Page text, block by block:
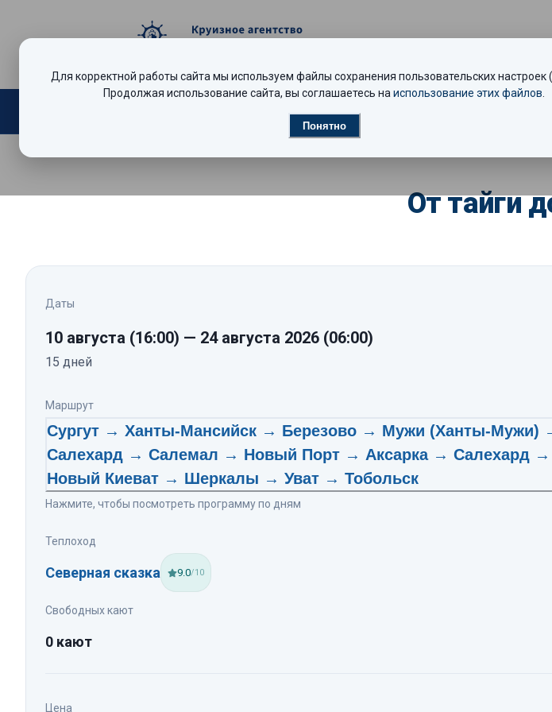
Видеообзоры Рекомендации
От тайги
Даты
10 августа (16:00) — 24 августа 2026 (06:00)
15 дней
Маршрут
Сургут → Ханты-Мансийск → Березово → Мужи (Ханты-Мужи)
Салехард → Салемал → Новый Порт → Аксарка → Салехард →
Новый Киеват → Шеркалы → Уват → Тобольск
Нажмите, чтобы посмотреть программу по дням
Теплоход
Северная сказка 9.0/10
Свободных кают
0 кают
Цена
Для корректной работы сайта мы используем файлы сохранения пользовательских настроек
Продолжая использование сайта, вы соглашаетесь на использование этих файлов
Понятно